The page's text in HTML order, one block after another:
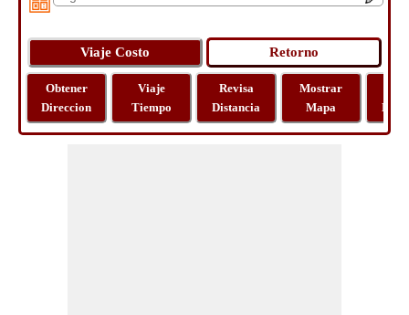
Obtener
Direccion
Viaje
Tiempo
Revisa
Distancia
Mostrar
Mapa